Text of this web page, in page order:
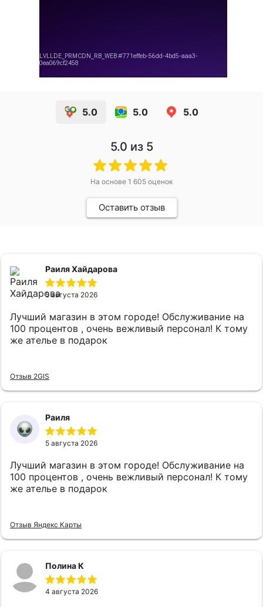
5.0 5.0 5.0
5.0 из 5
На основе 1 605 оценок
Оставить отзыв
Раиля Хайдарова
5 августа 2026
Лучший магазин в этом городе! Обслуживание на
100 процентов , очень вежливый персонал! К тому
же ателье в подарок
Отзыв 2GIS
Раиля
5 августа 2026
Лучший магазин в этом городе! Обслуживание на
100 процентов , очень вежливый персонал! К тому
же ателье в подарок
Отзыв Яндекс Карты
Полина К
4 августа 2026